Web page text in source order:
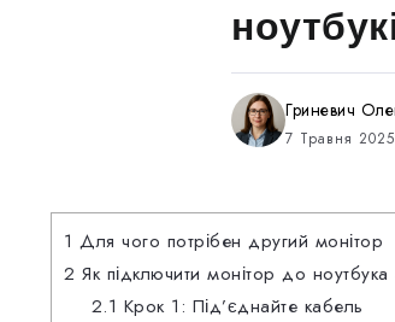
Гриневич
7 Травня 2025
1 Для чого потрібен другий монітор
2 Як підключити монітор до
2.1 Крок 1: Під’єднайте кабель